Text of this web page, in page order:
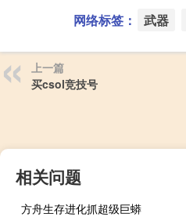
网络标签： 武器
上一篇
买csol竞技号
相关问题
方舟生存进化抓超级巨蟒